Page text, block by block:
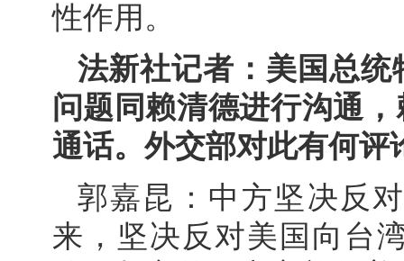
性作用。
法新社记者：美国总
问题同赖清德进行沟通
通话。外交部对此有何评
郭嘉昆：中方坚决反
来，坚决反对美国向台